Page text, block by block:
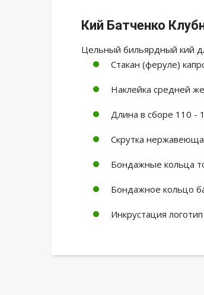
Кий Батченко
Цельный бильярдный кий
Стакан (феруле)
Наклейка средней
Длина в сборе 110 -
Скрутка
Бондажные кольца
Бондажное кольцо
Инкрустация